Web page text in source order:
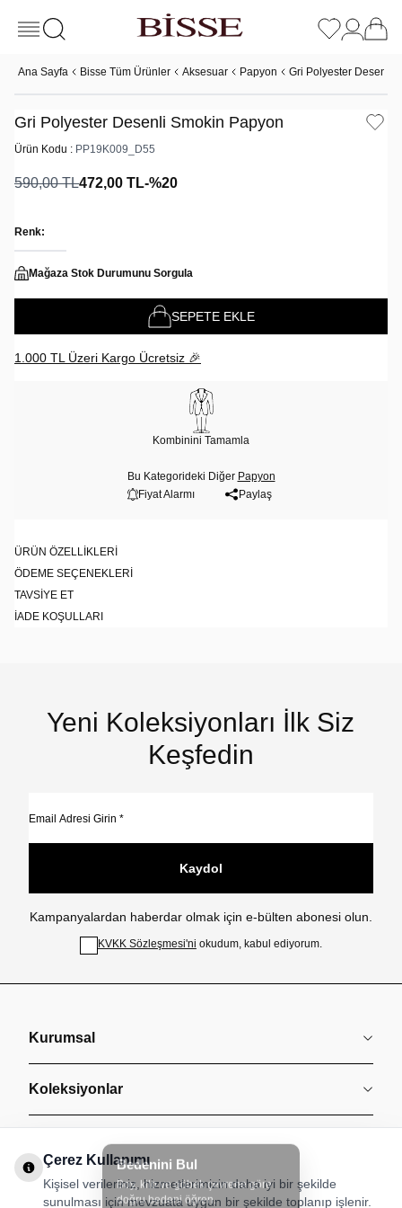
Ana Sayfa Bisse Tüm Ürünler Aksesuar Papyon Gri Polyester Desenli
Gri Polyester Desenli Smokin Papyon
Ürün Kodu : PP19K009_D55
590,00TL472,00 TL-%20
Renk:
Mağaza Stok Durumunu Sorgula
SEPETE EKLE
1.000 TL Üzeri Kargo Ücretsiz 🎉
Kombinini Tamamla
Bu Kategorideki Diğer Papyon
Fiyat Alarmı
Paylaş
ÜRÜN ÖZELLIKLERI
ÖDEME SEÇENEKLERI
TAVSIYE ET
İADE KOŞULLARI
Yeni Koleksiyonları İlk Siz
Keşfedin
Kaydol
Kampanyalardan haberdar olmak için e-bülten abonesi olun.
KVKK Sözleşmesi'ni okudum, kabul ediyorum.
Kurumsal
Koleksiyonlar
Sözleşmeler
Çerez Kullanımı
Kişisel verileriniz, hizmetlerimizin daha iyi bir şekilde
sunulması için mevzuata uygun bir şekilde toplanıp işlenir.